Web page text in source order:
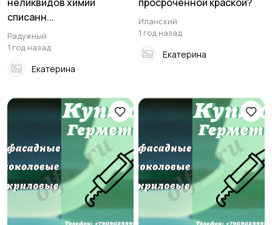
списанн...
Радужный
1 год назад
Екатерина
Иланский
1 год назад
Екатерина